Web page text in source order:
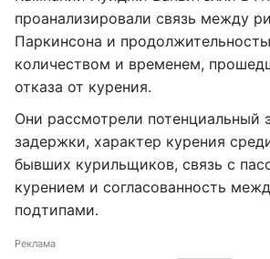
проанализировали связь между
Паркинсона и
количеством и временем,
отказа от курения.
Они рассмотрели потенциальный
задержки, характер курения
бывших курильщиков, связь с
курением и согласованность
подтипами.
Реклама